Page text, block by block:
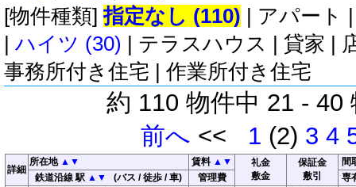
[物件種類]指定なし (110) アパート
ハイツ (30) テラスハウス 貸家
事務所付き住宅
作業所付き住宅
約 110 物件中 21 - 40
前へ << 1 (2) 3 4
詳細
所在地 ▲ ▼ 賃料 ▲ ▼
礼金
敷金
保証金
敷引
間
鉄道沿線 駅 ▲ ▼ (バス / 徒歩 / 車) 管理費 専